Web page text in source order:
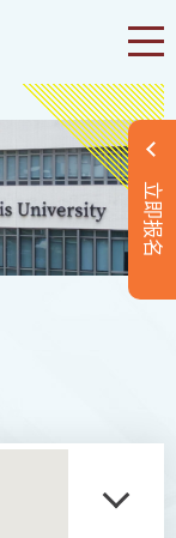
立即报名